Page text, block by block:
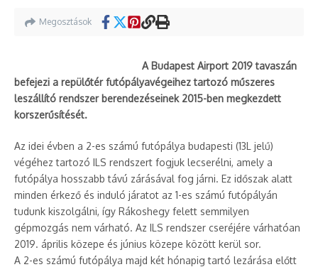
Megosztások
A Budapest Airport 2019 tavaszán
befejezi a repülőtér futópályavégeihez tartozó műszeres
leszállító rendszer berendezéseinek 2015-ben megkezdett
korszerűsítését.
Az idei évben a 2-es számú futópálya budapesti (13L jelű)
végéhez tartozó ILS rendszert fogjuk lecserélni, amely a
futópálya hosszabb távú zárásával fog járni. Ez időszak alatt
minden érkező és induló járatot az 1-es számú futópályán
tudunk kiszolgálni, így Rákoshegy felett semmilyen
gépmozgás nem várható. Az ILS rendszer cseréjére várhatóan
2019. április közepe és június közepe között kerül sor.
A 2-es számú futópálya majd két hónapig tartó lezárása előtt